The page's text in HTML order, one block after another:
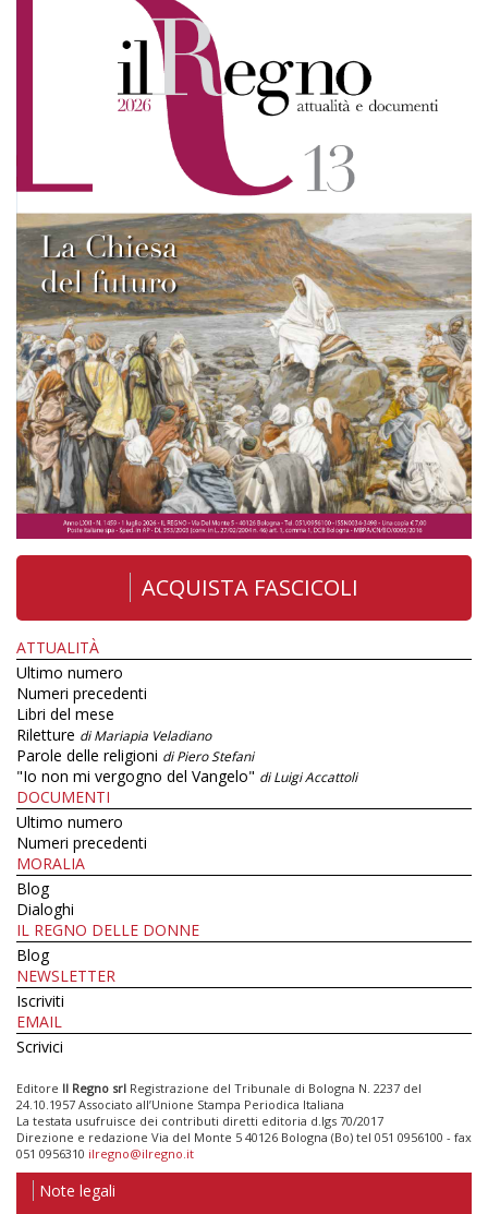
ACQUISTA FASCICOLI
ATTUALITÀ
Ultimo numero
Numeri precedenti
Libri del mese
Riletture di Mariapia Veladiano
Parole delle religioni di Piero Stefani
"Io non mi vergogno del Vangelo" di Luigi Accattoli
DOCUMENTI
Ultimo numero
Numeri precedenti
MORALIA
Blog
Dialoghi
IL REGNO DELLE DONNE
Blog
NEWSLETTER
Iscriviti
EMAIL
Scrivici
Editore Il Regno srl Registrazione del Tribunale di Bologna N. 2237 del
24.10.1957 Associato all’Unione Stampa Periodica Italiana
La testata usufruisce dei contributi diretti editoria d.lgs 70/2017
Direzione e redazione Via del Monte 5 40126 Bologna (Bo) tel 051 0956100 - fax
051 0956310 ilregno@ilregno.it
Note legali